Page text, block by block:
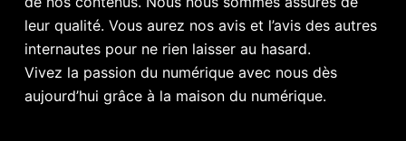
leur qualité. Vous aurez nos avis et l’avis des autres
internautes pour ne rien laisser au hasard.
Vivez la passion du numérique avec nous dès
aujourd’hui grâce à la maison du numérique.